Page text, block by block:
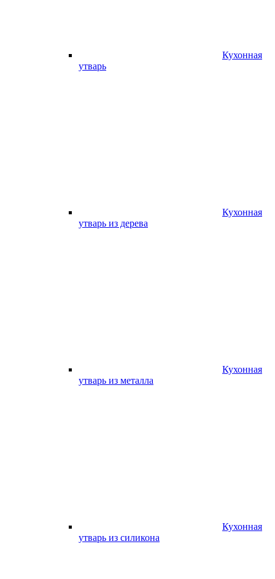
Кухонная
утварь
Кухонная
утварь из дерева
Кухонная
утварь из металла
Кухонная
утварь из силикона